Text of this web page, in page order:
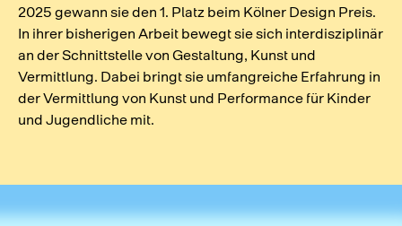
2025 gewann sie den 1. Platz beim Kölner Design Preis.
In ihrer bisherigen Arbeit bewegt sie sich interdisziplinär
an der Schnittstelle von Gestaltung, Kunst und
Vermittlung. Dabei bringt sie umfangreiche Erfahrung in
der Vermittlung von Kunst und Performance für Kinder
und Jugendliche mit.